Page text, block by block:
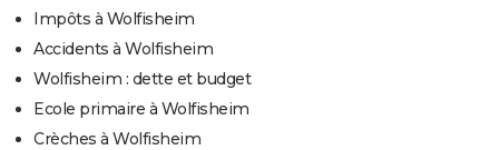
Impôts à Wolfisheim
Accidents à Wolfisheim
Wolfisheim : dette et budget
Ecole primaire à Wolfisheim
Crèches à Wolfisheim